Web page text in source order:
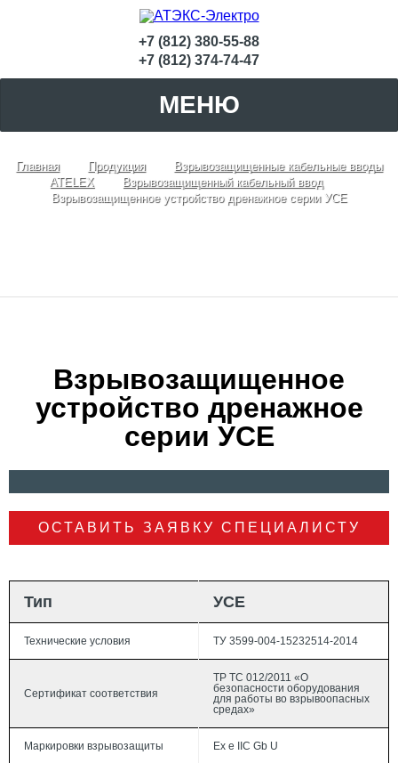
+7 (812) 380-55-88
+7 (812) 374-74-47
МЕНЮ
Главная Продукция
Взрывозащищенные кабельные вводы
ATELEX
Взрывозащищенный кабельный ввод
Взрывозащищенное устройство дренажное серии УСЕ
Взрывозащищенное
устройство дренажное
серии УСЕ
ОСТАВИТЬ ЗАЯВКУ СПЕЦИАЛИСТУ
Тип УСЕ
Технические условия ТУ 3599-004-15232514-2014
Сертификат соответствия
ТР ТС 012/2011 «О
безопасности оборудования
для работы во взрывоопасных
средах»
Маркировки взрывозащиты Ex e IIC Gb U